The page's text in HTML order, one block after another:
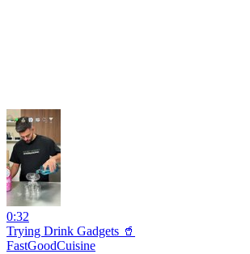
0:32
Trying Drink Gadgets 🥤
FastGoodCuisine